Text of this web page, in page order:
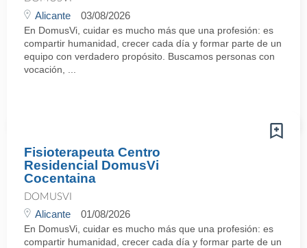
Alicante 03/08/2026
En DomusVi, cuidar es mucho más que una profesión: es
compartir humanidad, crecer cada día y formar parte de un
equipo con verdadero propósito. Buscamos personas con
vocación, ...
Fisioterapeuta Centro
Residencial DomusVi
Cocentaina
DOMUSVI
Alicante 01/08/2026
En DomusVi, cuidar es mucho más que una profesión: es
compartir humanidad, crecer cada día y formar parte de un